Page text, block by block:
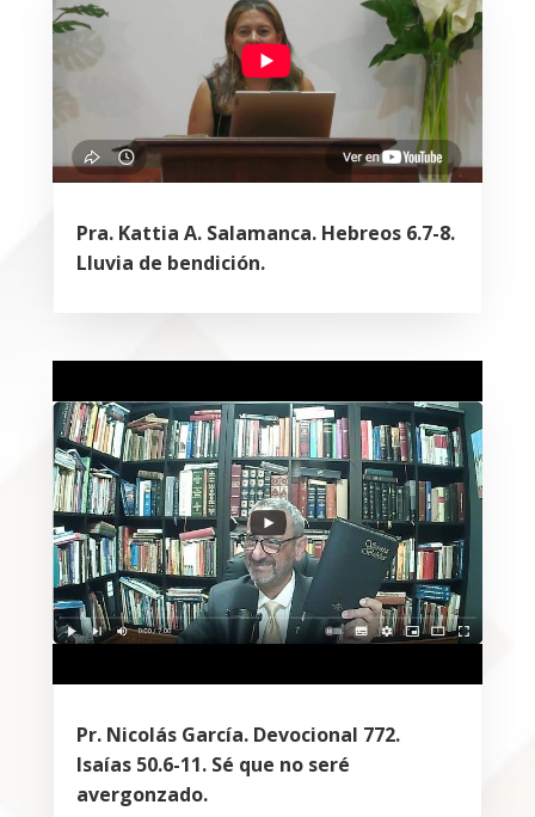
Pra. Kattia A. Salamanca. Hebreos 6.7-8.
Lluvia de bendición.
Pr. Nicolás García. Devocional 772.
Isaías 50.6-11. Sé que no seré
avergonzado.